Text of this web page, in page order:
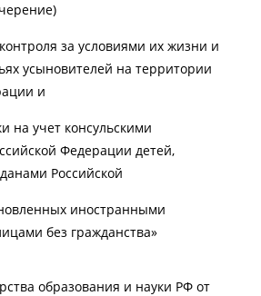
за условиями их жизни и
усыновителей на территории
и
на учет консульскими
Федерации детей,
Российской
иностранными
без гражданства»
образования и науки РФ от